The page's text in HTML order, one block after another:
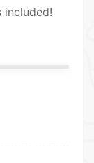
included!